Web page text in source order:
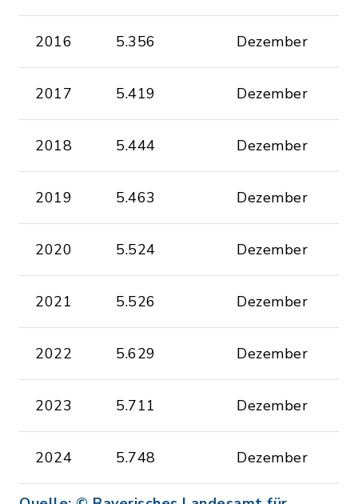
2016 5.356 Dezember
2017 5.419 Dezember
2018 5.444 Dezember
2019 5.463 Dezember
2020 5.524 Dezember
2021 5.526 Dezember
2022 5.629 Dezember
2023 5.711 Dezember
2024 5.748 Dezember